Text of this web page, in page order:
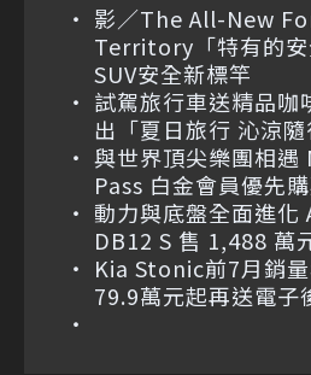
影／The All-New
Territory「特有的安
SUV安全新標竿
試駕旅行車送精品咖
出「夏日旅行 沁涼
與世界頂尖樂團相
Pass 白金會員優先
動力與底盤全面進
DB12 S 售 1,488 萬
Kia Stonic前7月銷
79.9萬元起再送電子